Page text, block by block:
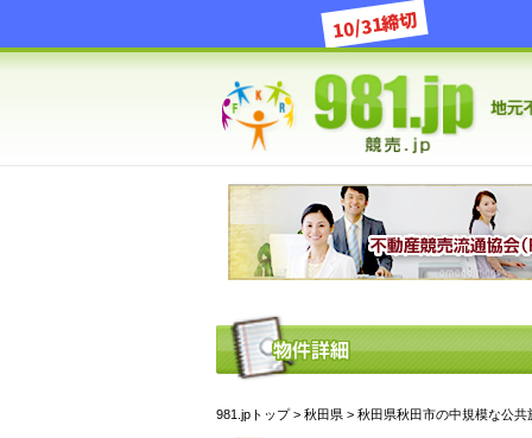
10/31締切
981.jpトップ> 秋田県 > 秋田県秋田市の中規模な公